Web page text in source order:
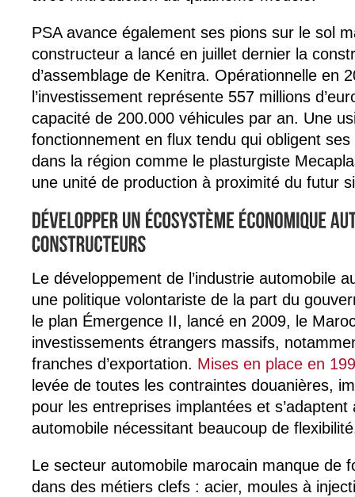
PSA avance également ses pions sur le sol
constructeur a lancé en juillet dernier la
d’assemblage de Kenitra. Opérationnelle en
l’investissement représente 557 millions
capacité de 200.000 véhicules par an. Une
fonctionnement en flux tendu qui obligent
dans la région comme le plasturgiste
une unité de production à proximité du futur
Le développement de l’industrie automobile
une politique volontariste de la part du
le plan Émergence II, lancé en 2009, le
investissements étrangers massifs,
franches d’exportation. Mises en place en
levée de toutes les contraintes douanières,
pour les entreprises implantées et s’adaptent
automobile nécessitant beaucoup de
Le secteur automobile marocain manque de
dans des métiers clefs : acier, moules à